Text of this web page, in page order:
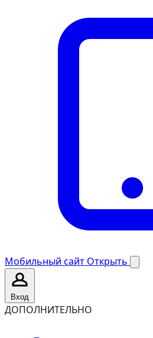
Мобильный сайт Открыть
Вход
ДОПОЛНИТЕЛЬНО